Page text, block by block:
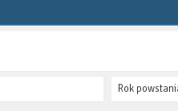
Rok